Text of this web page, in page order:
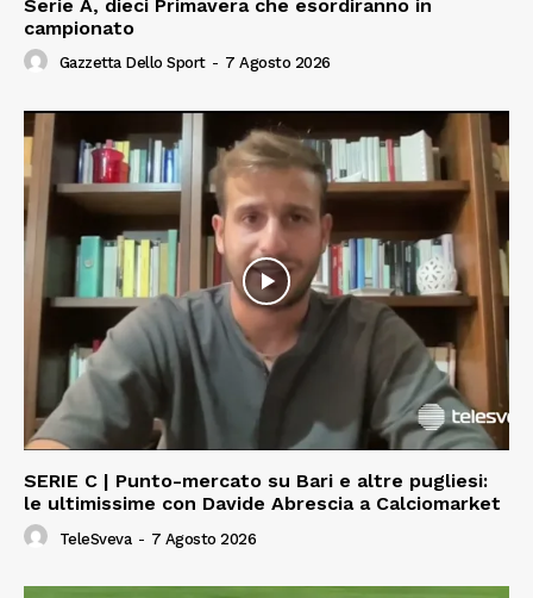
Serie A, dieci Primavera che esordiranno in
campionato
Gazzetta Dello Sport - 7 Agosto 2026
SERIE C | Punto-mercato su Bari e altre pugliesi:
le ultimissime con Davide Abrescia a Calciomarket
TeleSveva - 7 Agosto 2026